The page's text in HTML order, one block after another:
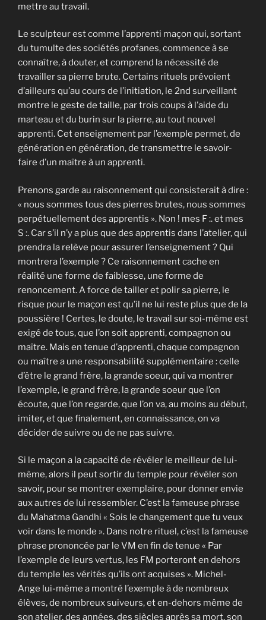
mettre au travail.
Le sculpteur est comme l’apprenti maçon qui, sortant
du tumulte des sociétés profanes, commence à se
connaître, à douter, et comprend la nécessité de
travailler sa pierre brute. Certains rituels prévoient
d’ailleurs qu’au cours de l’initiation, le 2nd surveillant
montre le geste de taille, par trois coups à l’aide du
marteau et du burin sur la pierre, au tout nouvel
apprenti. Cet enseignement par l’exemple permet, de
génération en génération, de transmettre le savoir-
faire d’un maître à un apprenti.
Prenons garde au raisonnement qui consisterait à dire :
« nous sommes tous des pierres brutes, nous sommes
perpétuellement des apprentis ». Non ! mes F :. et mes
S :. Car s’il n’y a plus que des apprentis dans l’atelier, qui
prendra la relève pour assurer l’enseignement ? Qui
montrera l’exemple ? Ce raisonnement cache en
réalité une forme de faiblesse, une forme de
renoncement. A force de tailler et polir sa pierre, le
risque pour le maçon est qu’il ne lui reste plus que de la
poussière ! Certes, le doute, le travail sur soi-même est
exigé de tous, que l’on soit apprenti, compagnon ou
maître. Mais en tenue d’apprenti, chaque compagnon
ou maître a une responsabilité supplémentaire : celle
d’être le grand frère, la grande soeur, qui va montrer
l’exemple, le grand frère, la grande soeur que l’on
écoute, que l’on regarde, que l’on va, au moins au début,
imiter, et que finalement, en connaissance, on va
décider de suivre ou de ne pas suivre.
Si le maçon a la capacité de révéler le meilleur de lui-
même, alors il peut sortir du temple pour révéler son
savoir, pour se montrer exemplaire, pour donner envie
aux autres de lui ressembler. C’est la fameuse phrase
du Mahatma Gandhi « Sois le changement que tu veux
voir dans le monde ». Dans notre rituel, c’est la fameuse
phrase prononcée par le VM en fin de tenue « Par
l’exemple de leurs vertus, les FM porteront en dehors
du temple les vérités qu’ils ont acquises ». Michel-
Ange lui-même a montré l’exemple à de nombreux
élèves, de nombreux suiveurs, et en-dehors même de
son atelier, des années, des siècles après sa mort, son